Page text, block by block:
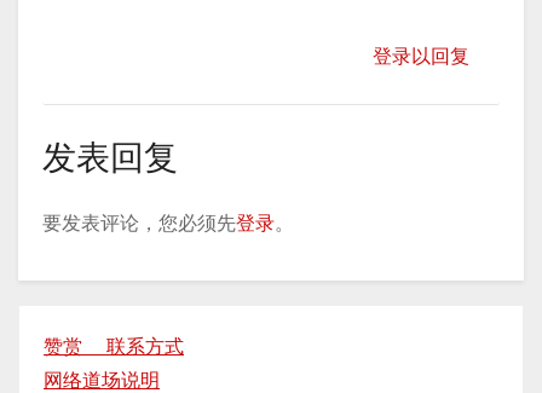
登录以回复
发表回复
要发表评论，您必须先登录。
赞赏 联系方式
网络道场说明